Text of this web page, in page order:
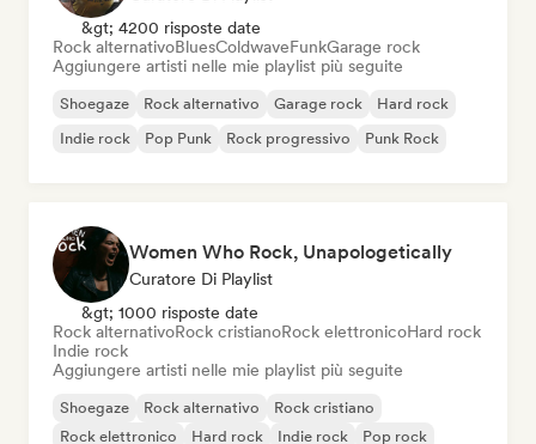
&gt; 4200 risposte date
Rock alternativoBluesColdwaveFunkGarage rock
Aggiungere artisti nelle mie playlist più seguite
Shoegaze Rock alternativo Garage rock
Hard rock
Indie rock
Pop Punk Rock progressivo Punk Rock
Women Who Rock, Unapologetically
Curatore Di Playlist
&gt; 1000 risposte date
Rock alternativoRock cristianoRock elettronicoHard rock
Indie rock
Aggiungere artisti nelle mie playlist più seguite
Shoegaze Rock alternativo
Rock cristiano
Rock elettronico
Hard rock Indie rock
Pop rock